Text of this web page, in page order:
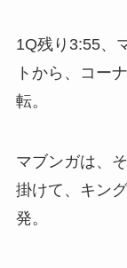
1Q残り3:55、
トから、コー
転。
マブンガは、
掛けて、キン
発。